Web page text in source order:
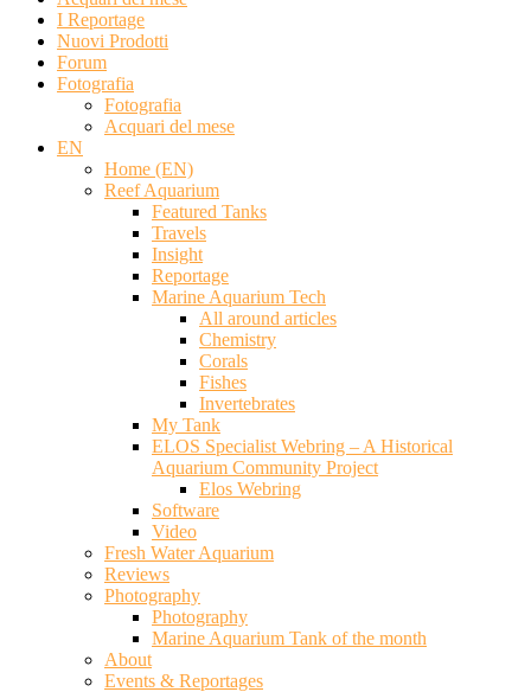
I Reportage
Nuovi Prodotti
Forum
Fotografia
Fotografia
Acquari del mese
EN
Home (EN)
Reef Aquarium
Featured Tanks
Travels
Insight
Reportage
Marine Aquarium Tech
All around articles
Chemistry
Corals
Fishes
Invertebrates
My Tank
ELOS Specialist Webring – A Historical
Aquarium Community Project
Elos Webring
Software
Video
Fresh Water Aquarium
Reviews
Photography
Photography
Marine Aquarium Tank of the month
About
Events & Reportages